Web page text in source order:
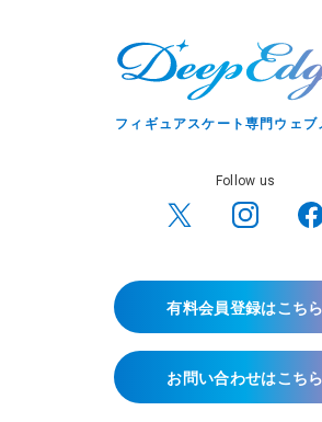
フィギュアスケート専門ウェブ
Follow us
有料会員登録はこちら
お問い合わせはこちら